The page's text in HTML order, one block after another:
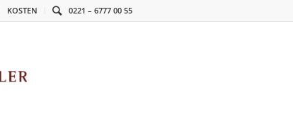
KOSTEN 0221 – 6777 00 55